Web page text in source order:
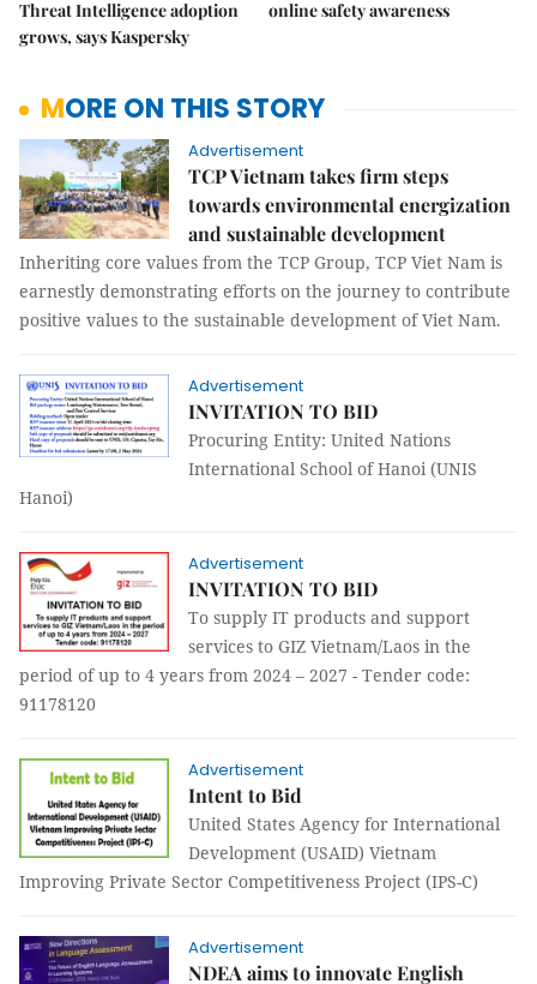
Threat Intelligence adoption
grows, says Kaspersky
online safety awareness
MORE ON THIS STORY
Advertisement
TCP Vietnam takes firm steps
towards environmental energization
and sustainable development
Inheriting core values from the TCP Group, TCP Viet Nam is
earnestly demonstrating efforts on the journey to contribute
positive values to the sustainable development of Viet Nam.
Advertisement
INVITATION TO BID
Procuring Entity: United Nations
International School of Hanoi (UNIS
Hanoi)
Advertisement
INVITATION TO BID
To supply IT products and support
services to GIZ Vietnam/Laos in the
period of up to 4 years from 2024 – 2027 - Tender code:
91178120
Advertisement
Intent to Bid
United States Agency for International
Development (USAID) Vietnam
Improving Private Sector Competitiveness Project (IPS-C)
Advertisement
NDEA aims to innovate English